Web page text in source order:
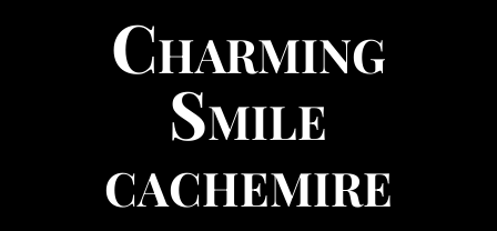
Charming
Smile
cachemire